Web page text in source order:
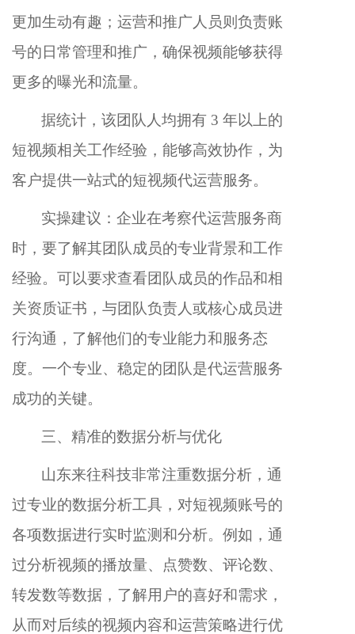
更加生动有趣；运营和推广人员则负责账
号的日常管理和推广，确保视频能够获得
更多的曝光和流量。
据统计，该团队人均拥有 3 年以上的
短视频相关工作经验，能够高效协作，为
客户提供一站式的短视频代运营服务。
实操建议：企业在考察代运营服务商
时，要了解其团队成员的专业背景和工作
经验。可以要求查看团队成员的作品和相
关资质证书，与团队负责人或核心成员进
行沟通，了解他们的专业能力和服务态
度。一个专业、稳定的团队是代运营服务
成功的关键。
三、精准的数据分析与优化
山东来往科技非常注重数据分析，通
过专业的数据分析工具，对短视频账号的
各项数据进行实时监测和分析。例如，通
过分析视频的播放量、点赞数、评论数、
转发数等数据，了解用户的喜好和需求，
从而对后续的视频内容和运营策略进行优